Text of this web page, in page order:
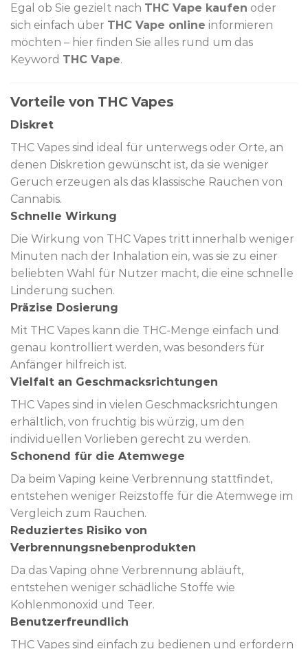
Egal ob Sie gezielt nach THC Vape kaufen oder
sich einfach über THC Vape online informieren
möchten – hier finden Sie alles rund um das
Keyword THC Vape.
Vorteile von THC Vapes
Diskret
THC Vapes sind ideal für unterwegs oder Orte, an
denen Diskretion gewünscht ist, da sie weniger
Geruch erzeugen als das klassische Rauchen von
Cannabis.
Schnelle Wirkung
Die Wirkung von THC Vapes tritt innerhalb weniger
Minuten nach der Inhalation ein, was sie zu einer
beliebten Wahl für Nutzer macht, die eine schnelle
Linderung suchen.
Präzise Dosierung
Mit THC Vapes kann die THC-Menge einfach und
genau kontrolliert werden, was besonders für
Anfänger hilfreich ist.
Vielfalt an Geschmacksrichtungen
THC Vapes sind in vielen Geschmacksrichtungen
erhältlich, von fruchtig bis würzig, um den
individuellen Vorlieben gerecht zu werden.
Schonend für die Atemwege
Da beim Vaping keine Verbrennung stattfindet,
entstehen weniger Reizstoffe für die Atemwege im
Vergleich zum Rauchen.
Reduziertes Risiko von
Verbrennungsnebenprodukten
Da das Vaping ohne Verbrennung abläuft,
entstehen weniger schädliche Stoffe wie
Kohlenmonoxid und Teer.
Benutzerfreundlich
THC Vapes sind einfach zu bedienen und erfordern